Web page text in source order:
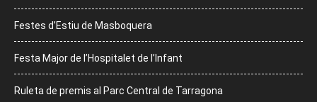
Festes d’Estiu de Masboquera
Festa Major de l’Hospitalet de l’Infant
Ruleta de premis al Parc Central de Tarragona